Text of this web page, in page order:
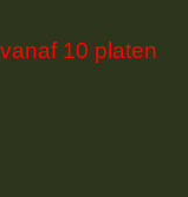
10 platen